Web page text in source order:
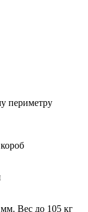
периметру
Вес до 105 кг